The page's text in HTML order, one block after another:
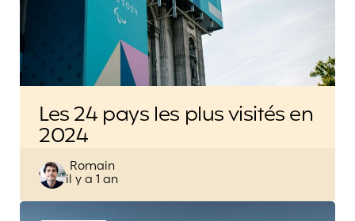
Les 24 pays les plus visités en
2024
Posted
by
Romain
il y a 1 an